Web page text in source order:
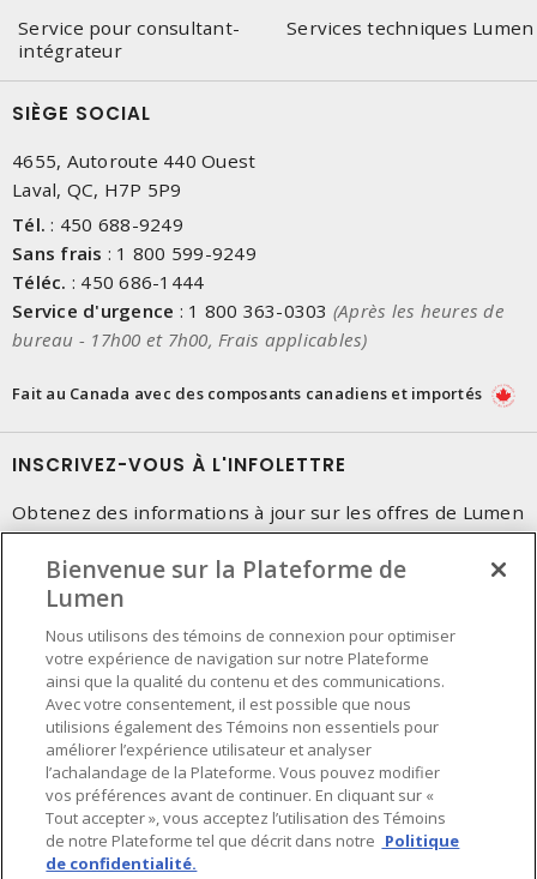
Service pour consultant-
intégrateur
Services techniques Lumen
SIÈGE SOCIAL
4655, Autoroute 440 Ouest
Laval, QC, H7P 5P9
Tél. : 450 688-9249
Sans frais : 1 800 599-9249
Téléc. : 450 686-1444
Service d'urgence : 1 800 363-0303 (Après les heures de
bureau - 17h00 et 7h00, Frais applicables)
Fait au Canada avec des composants canadiens et importés
INSCRIVEZ-VOUS À L'INFOLETTRE
Obtenez des informations à jour sur les offres de Lumen
Préférences en matière de cookies
Bienvenue sur la Plateforme de
Lumen
Nous utilisons des témoins de connexion pour optimiser
votre expérience de navigation sur notre Plateforme
ainsi que la qualité du contenu et des communications.
Avec votre consentement, il est possible que nous
utilisions également des Témoins non essentiels pour
améliorer l’expérience utilisateur et analyser
l’achalandage de la Plateforme. Vous pouvez modifier
vos préférences avant de continuer. En cliquant sur «
Tout accepter », vous acceptez l’utilisation des Témoins
de notre Plateforme tel que décrit dans notre Politique
de confidentialité.